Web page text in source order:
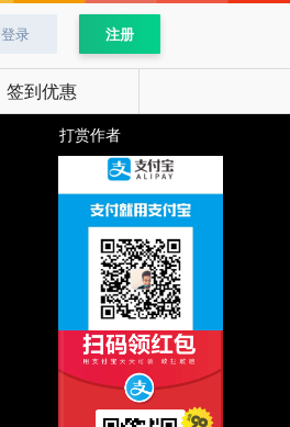
登录 注册
签到优惠
打赏作者